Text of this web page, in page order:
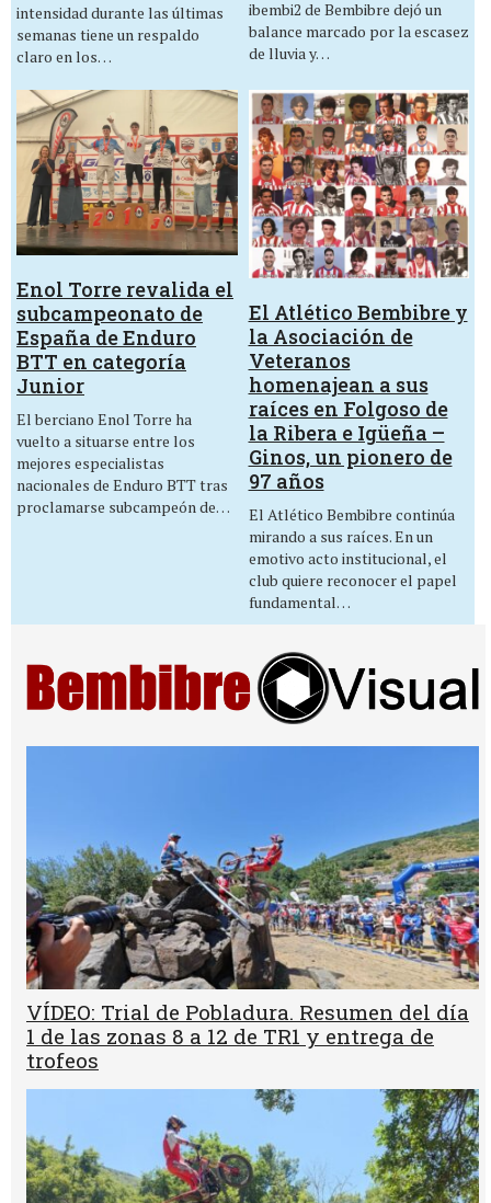
intensidad durante las últimas
semanas tiene un respaldo
claro en los…
ibembi2 de Bembibre dejó un
balance marcado por la escasez
de lluvia y…
Enol Torre revalida el
subcampeonato de
España de Enduro
BTT en categoría
Junior
El berciano Enol Torre ha
vuelto a situarse entre los
mejores especialistas
nacionales de Enduro BTT tras
proclamarse subcampeón de…
El Atlético Bembibre y
la Asociación de
Veteranos
homenajean a sus
raíces en Folgoso de
la Ribera e Igüeña –
Ginos, un pionero de
97 años
El Atlético Bembibre continúa
mirando a sus raíces. En un
emotivo acto institucional, el
club quiere reconocer el papel
fundamental…
VÍDEO: Trial de Pobladura. Resumen del día
1 de las zonas 8 a 12 de TR1 y entrega de
trofeos